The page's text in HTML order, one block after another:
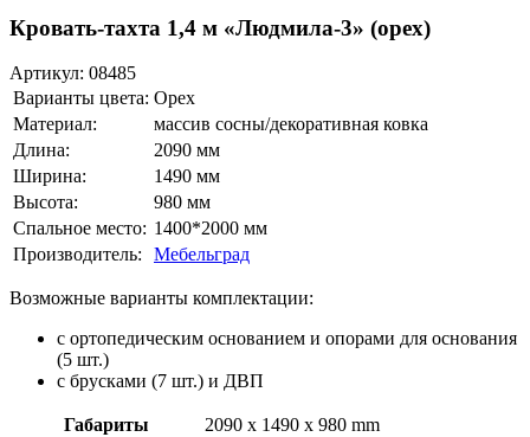
Кровать-тахта 1,4 м «Людмила-3» (орех)
Артикул: 08485
Варианты цвета: Орех
Материал:
массив сосны/декоративная ковка
Длина:
2090 мм
Ширина:
1490 мм
Высота:
980 мм
Спальное место: 1400*2000 мм
Производитель:
Мебельград
Возможные варианты комплектации:
с ортопедическим основанием и опорами для основания
(5 шт.)
с брусками (7 шт.) и ДВП
Габариты 2090 x 1490 x 980 mm